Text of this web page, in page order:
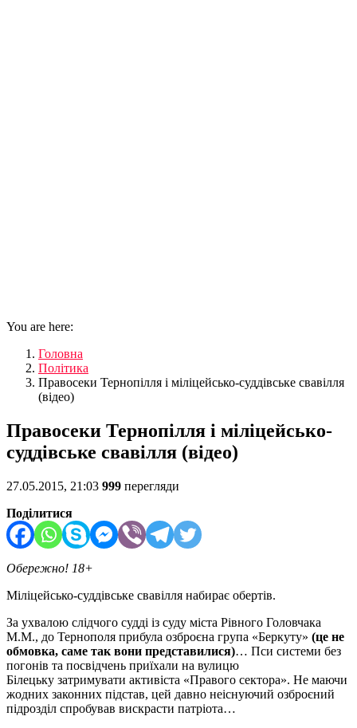
You are here:
Головна
Політика
Правосеки Тернопілля і міліцейсько-суддівське свавілля
(відео)
Правосеки Тернопілля і міліцейсько-
суддівське свавілля (відео)
27.05.2015, 21:03 999 перегляди
Поділитися
Обережно! 18+
Міліцейсько-суддівське свавілля набирає обертів.
За ухвалою слідчого судді із суду міста Рівного Головчака
М.М., до Тернополя прибула озброєна група «Беркуту» (це не
обмовка, саме так вони представилися)… Пси системи без
погонів та посвідчень приїхали на вулицю
Білецьку затримувати активіста «Правого сектора». Не маючи
жодних законних підстав, цей давно неіснуючий озброєний
підрозділ спробував вискрасти патріота…